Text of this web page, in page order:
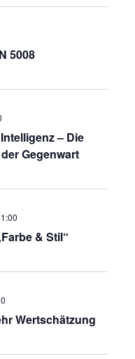
5008
– Die
Gegenwart
& Stil“
Wertschätzung